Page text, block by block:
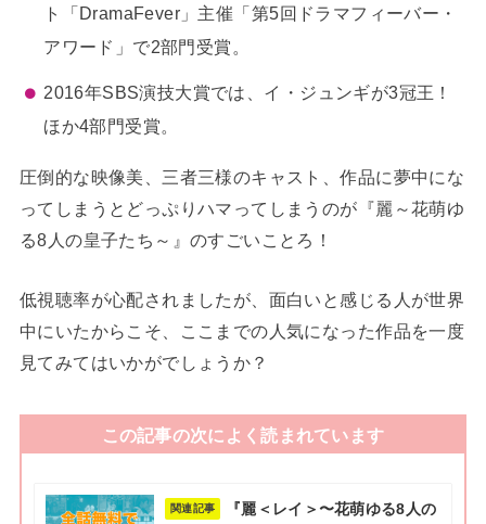
ト「DramaFever」主催「第5回ドラマフィーバー・
アワード」で2部門受賞。
2016年SBS演技大賞では、イ・ジュンギが3冠王！
ほか4部門受賞。
圧倒的な映像美、三者三様のキャスト、作品に夢中にな
ってしまうとどっぷりハマってしまうのが『麗～花萌ゆ
る8人の皇子たち～』のすごいことろ！
低視聴率が心配されましたが、面白いと感じる人が世界
中にいたからこそ、ここまでの人気になった作品を一度
見てみてはいかがでしょうか？
この記事の次によく読まれています
関連記事 『麗＜レイ＞〜花萌ゆる8人の